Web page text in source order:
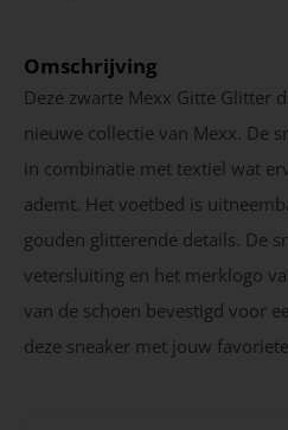
Omschrijving
Deze zwarte Mexx Gitte Glitter
nieuwe collectie van Mexx. De
in combinatie met textiel wat
ademt. Het voetbed is
gouden glitterende details. De
vetersluiting en het merklogo
van de schoen bevestigd voor
deze sneaker met jouw